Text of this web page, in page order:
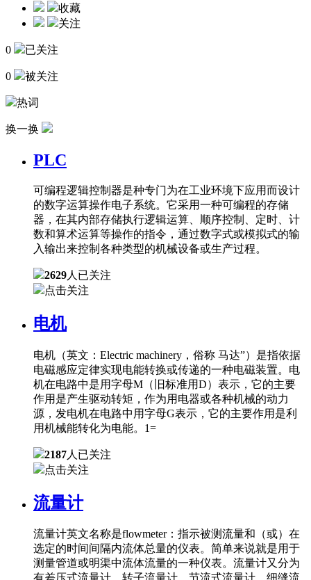
收藏
关注
0 已关注
0 被关注
热词
换一换
PLC
可编程逻辑控制器是种专门为在工业环境下应用而设计
的数字运算操作电子系统。它采用一种可编程的存储
器，在其内部存储执行逻辑运算、顺序控制、定时、计
数和算术运算等操作的指令，通过数字式或模拟式的输
入输出来控制各种类型的机械设备或生产过程。
2629人已关注
点击关注
电机
电机（英文：Electric machinery，俗称 马达”）是指依据
电磁感应定律实现电能转换或传递的一种电磁装置。电
机在电路中是用字母M（旧标准用D）表示，它的主要
作用是产生驱动转矩，作为用电器或各种机械的动力
源，发电机在电路中用字母G表示，它的主要作用是利
用机械能转化为电能。1=
2187人已关注
点击关注
流量计
流量计英文名称是flowmeter：指示被测流量和（或）在
选定的时间间隔内流体总量的仪表。简单来说就是用于
测量管道或明渠中流体流量的一种仪表。流量计又分为